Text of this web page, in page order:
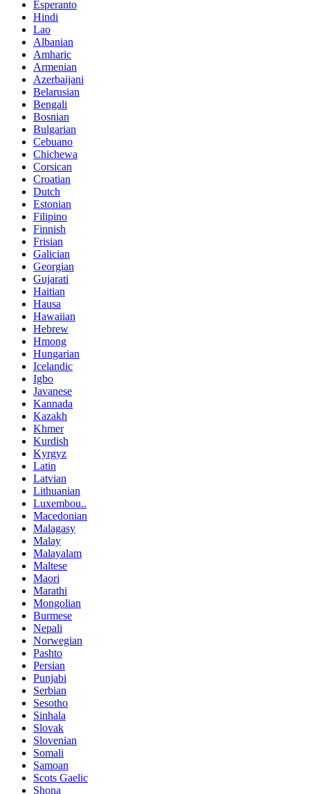
Esperanto
Hindi
Lao
Albanian
Amharic
Armenian
Azerbaijani
Belarusian
Bengali
Bosnian
Bulgarian
Cebuano
Chichewa
Corsican
Croatian
Dutch
Estonian
Filipino
Finnish
Frisian
Galician
Georgian
Gujarati
Haitian
Hausa
Hawaiian
Hebrew
Hmong
Hungarian
Icelandic
Igbo
Javanese
Kannada
Kazakh
Khmer
Kurdish
Kyrgyz
Latin
Latvian
Lithuanian
Luxembou..
Macedonian
Malagasy
Malay
Malayalam
Maltese
Maori
Marathi
Mongolian
Burmese
Nepali
Norwegian
Pashto
Persian
Punjabi
Serbian
Sesotho
Sinhala
Slovak
Slovenian
Somali
Samoan
Scots Gaelic
Shona